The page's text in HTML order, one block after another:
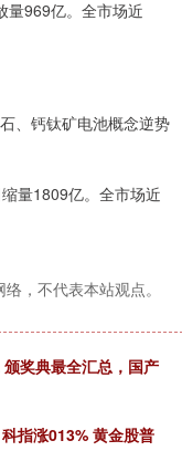
量969亿。全市场近
、钙钛矿电池概念逆势
量1809亿。全市场近
，不代表本站观点。
奖典最全汇总，国产
指涨013% 黄金股普